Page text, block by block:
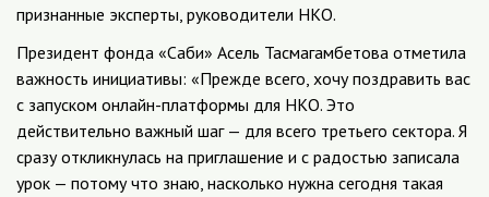
признанные эксперты, руководители НКО.
Президент фонда «Саби» Асель Тасмагамбетова отметила
важность инициативы: «Прежде всего, хочу поздравить вас
с запуском онлайн-платформы для НКО. Это
действительно важный шаг — для всего третьего сектора. Я
сразу откликнулась на приглашение и с радостью записала
урок — потому что знаю, насколько нужна сегодня такая